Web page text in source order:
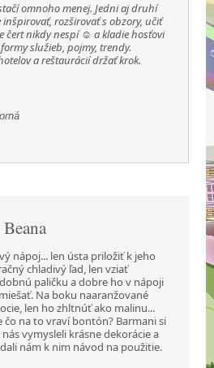
omnoho menej. Jedni aj druhí
inšpirovať, rozširovať s obzory, učiť
čert nikdy nespí ☺ a kladie hosťovi
služieb, pojmy, trendy.
a reštaurácií držať krok.
nápoj... len ústa priložiť k jeho
chladivý ľad, len vziať
paličku a dobre ho v nápoji
Na boku naaranžované
len ho zhltnúť ako malinu...
čo na to vraví bontón? Barmani si
nás vymysleli krásne dekorácie a
nám k nim návod na použitie.